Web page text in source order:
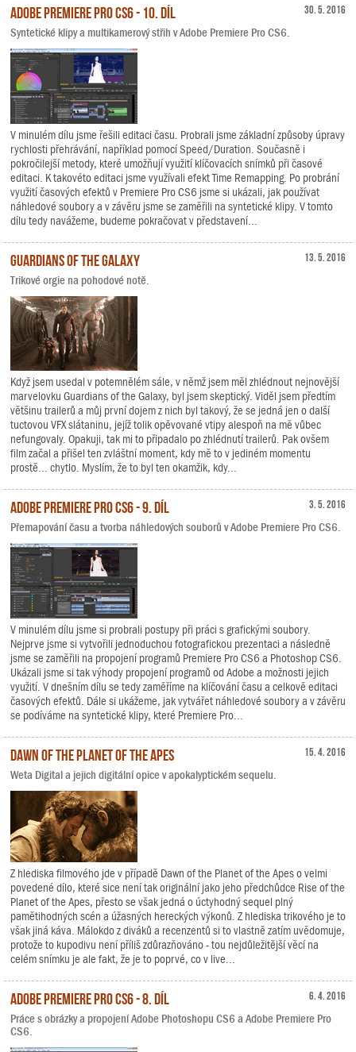
30. 5. 2016
Adobe Premiere Pro CS6 - 10. díl
Syntetické klipy a multikamerový střih v Adobe Premiere Pro CS6.
V minulém dílu jsme řešili editaci času. Probrali jsme základní způsoby úpravy
rychlosti přehrávání, například pomocí Speed/Duration. Současně i
pokročilejší metody, které umožňují využití klíčovacích snímků při časové
editaci. K takovéto editaci jsme využívali efekt Time Remapping. Po probrání
využití časových efektů v Premiere Pro CS6 jsme si ukázali, jak používat
náhledové soubory a v závěru jsme se zaměřili na syntetické klipy. V tomto
dílu tedy navážeme, budeme pokračovat v představení...
13. 5. 2016
Guardians of the Galaxy
Trikové orgie na pohodové notě.
Když jsem usedal v potemnělém sále, v němž jsem měl zhlédnout nejnovější
marvelovku Guardians of the Galaxy, byl jsem skeptický. Viděl jsem předtím
většinu trailerů a můj první dojem z nich byl takový, že se jedná jen o další
tuctovou VFX slátaninu, jejíž tolik opěvované vtipy alespoň na mě vůbec
nefungovaly. Opakuji, tak mi to připadalo po zhlédnutí trailerů. Pak ovšem
film začal a přišel ten zvláštní moment, kdy mě to v jediném momentu
prostě... chytlo. Myslím, že to byl ten okamžik, kdy...
3. 5. 2016
Adobe Premiere Pro CS6 - 9. díl
Přemapování času a tvorba náhledových souborů v Adobe Premiere Pro CS6.
V minulém dílu jsme si probrali postupy při práci s grafickými soubory.
Nejprve jsme si vytvořili jednoduchou fotografickou prezentaci a následně
jsme se zaměřili na propojení programů Premiere Pro CS6 a Photoshop CS6.
Ukázali jsme si tak výhody propojení programů od Adobe a možnosti jejich
využití. V dnešním dílu se tedy zaměříme na klíčování času a celkově editaci
časových efektů. Dále si ukážeme, jak vytvářet náhledové soubory a v závěru
se podíváme na syntetické klipy, které Premiere Pro...
15. 4. 2016
Dawn of the Planet of the Apes
Weta Digital a jejich digitální opice v apokalyptickém sequelu.
Z hlediska filmového jde v případě Dawn of the Planet of the Apes o velmi
povedené dílo, které sice není tak originální jako jeho předchůdce Rise of the
Planet of the Apes, přesto se však jedná o úctyhodný sequel plný
pamětihodných scén a úžasných hereckých výkonů. Z hlediska trikového je to
však jiná káva. Málokdo z diváků a recenzentů si to vlastně zatím uvědomuje,
protože to kupodivu není příliš zdůrazňováno - tou nejdůležitější věcí na
celém snímku je ale fakt, že je to poprvé, co v live...
6. 4. 2016
Adobe Premiere Pro CS6 - 8. díl
Práce s obrázky a propojení Adobe Photoshopu CS6 a Adobe Premiere Pro
CS6.